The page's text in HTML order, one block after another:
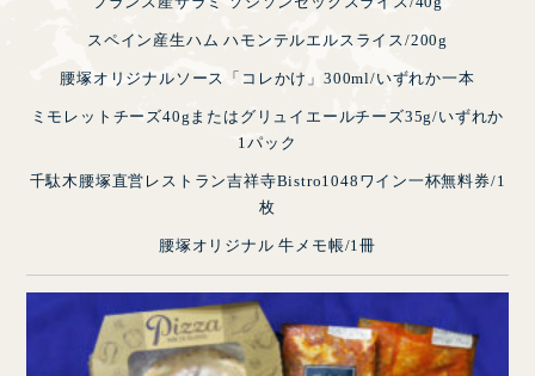
スペイン産生ハム ハモンテルエルスライス/200g
腰塚オリジナルソース「コレかけ」300ml/いずれか一本
ミモレットチーズ40gまたはグリュイエールチーズ35g/いずれか
1パック
千駄木腰塚直営レストラン吉祥寺Bistro1048ワイン一杯無料券/1
枚
腰塚オリジナル 牛メモ帳/1冊